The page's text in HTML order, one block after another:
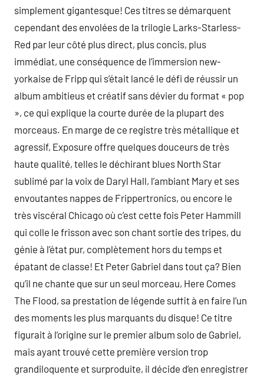
simplement gigantesque! Ces titres se démarquent
cependant des envolées de la trilogie Larks-Starless-
Red par leur côté plus direct, plus concis, plus
immédiat, une conséquence de l’immersion new-
yorkaise de Fripp qui s’était lancé le défi de réussir un
album ambitieus et créatif sans dévier du format « pop
», ce qui explique la courte durée de la plupart des
morceaus. En marge de ce registre très métallique et
agressif, Exposure offre quelques douceurs de très
haute qualité, telles le déchirant blues North Star
sublimé par la voix de Daryl Hall, l’ambiant Mary et ses
envoutantes nappes de Frippertronics, ou encore le
très viscéral Chicago où c’est cette fois Peter Hammill
qui colle le frisson avec son chant sortie des tripes, du
génie à l’état pur, complètement hors du temps et
épatant de classe! Et Peter Gabriel dans tout ça? Bien
qu’il ne chante que sur un seul morceau, Here Comes
The Flood, sa prestation de légende suffit à en faire l’un
des moments les plus marquants du disque! Ce titre
figurait à l’origine sur le premier album solo de Gabriel,
mais ayant trouvé cette première version trop
grandiloquente et surproduite, il décide d’en enregistrer